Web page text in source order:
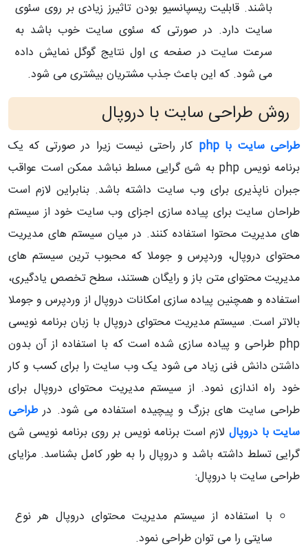
باشند. قابلیت ریسپانسیو بودن تاثیرز زیادی بر روی سئوی
سایت دارد. در صورتی که سئوی سایت خوب باشد به
سرعت سایت در صفحه ی اول نتایج گوگل نمایش داده
می شود. که این باعث جذب مشتریان بیشتری می شود.
روش طراحی سایت با دروپال
طراحی سایت با php
کار راحتی نیست زیرا در صورتی که یک
برنامه نویس php به شئ گرایی مسلط نباشد ممکن است عواقب
جبران ناپذیری برای وب سایت داشته باشد. بنابراین لازم است
طراحان سایت برای پیاده سازی اجزای وب سایت خود از سیستم
های مدیریت محتوا استفاده کنند. در میان سیستم های مدیریت
محتوای دروپال، وردپرس و جوملا که محبوب ترین سیستم های
مدیریت محتوای متن باز و رایگان هستند، سطح تخصص یادگیری،
استفاده و همچنین پیاده سازی امکانات دروپال از وردپرس و جوملا
بالاتر است. سیستم مدیریت محتوای دروپال با زبان برنامه نویسی
php طراحی و پیاده سازی شده است که با استفاده از آن بدون
داشتن دانش فنی زیاد می شود یک وب سایت را برای کسب و کار
خود راه اندازی نمود. از سیستم مدیریت محتوای دروپال برای
طراحی سایت های بزرگ و پیچیده استفاده می شود. درطراحی
سایت با دروپاللازم است برنامه نویس بر روی برنامه نویسی شئ
گرایی تسلط داشته باشد و دروپال را به طور کامل بشناسد. مزایای
طراحی سایت با دروپال:
با استفاده از سیستم مدیریت محتوای دروپال هر نوع
سایتی را می توان طراحی نمود.